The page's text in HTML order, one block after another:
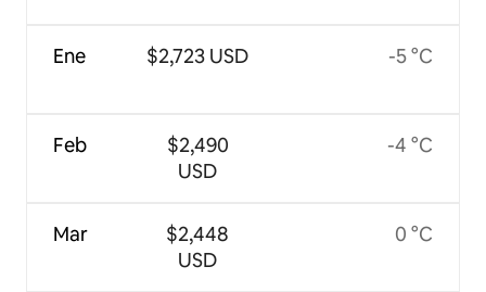
Ene
Feb
Mar
$2,723 USD
$2,490
USD
$2,448
USD
-5 °C
-4 °C
0 °C